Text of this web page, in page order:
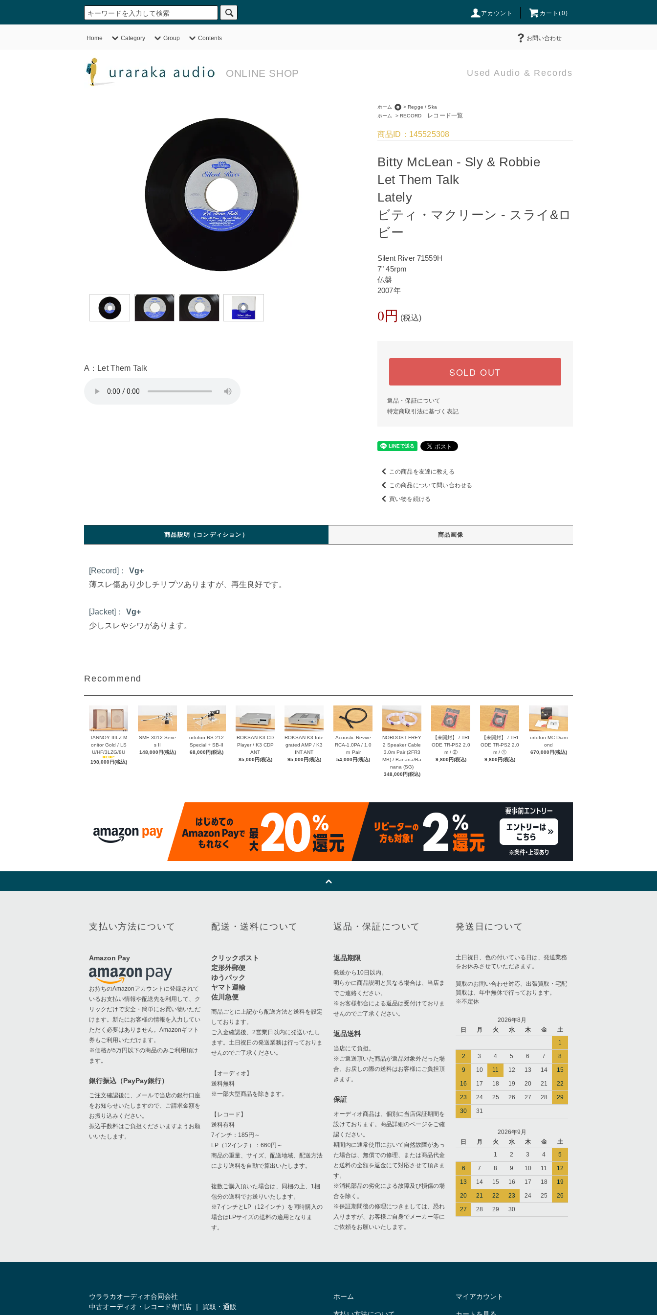
アカウント カート(0)
Home Category Group Contents お問い合わせ
ONLINE SHOP Used Audio & Records
A：Let Them Talk
ホーム >
album
Regge / Ska
ホーム
>RECORD レコード一覧
商品ID：145525308
Bitty McLean - Sly & Robbie
Let Them Talk
Lately
ビティ・マクリーン - スライ&ロ
ビー
Silent River 71559H
7" 45rpm
仏盤
2007年
0円 (税込)
SOLD OUT
返品・保証について
特定商取引法に基づく表記
この商品を友達に教える
この商品について問い合わせる
買い物を続ける
商品説明（コンディション） 商品画像
[Record]：
Vg+
薄スレ傷あり少しチリプツありますが、再生良好です。
[Jacket]：
Vg+
少しスレやシワがあります。
Recommend
TANNOY IIILZ M
onitor Gold / LS
U/HF/3LZG/8U
198,000円(税込)
SME 3012 Serie
s II
148,000円(税込)
ortofon RS-212
Special + SB-II
68,000円(税込)
ROKSAN K3 CD
Player / K3 CDP
ANT
85,000円(税込)
ROKSAN K3 Inte
grated AMP / K3
INT ANT
95,000円(税込)
Acoustic Revive
RCA-1.0PA / 1.0
ｍ Pair
54,000円(税込)
NORDOST FREY
2 Speaker Cable
3.0m Pair (2FR3
MB) / Banana/Ba
nana (SG)
348,000円(税込)
【未開封】 / TRI
ODE TR-PS2 2.0
m / ②
9,800円(税込)
【未開封】 / TRI
ODE TR-PS2 2.0
m / ①
9,800円(税込)
ortofon MC Diam
ond
670,000円(税込)
支払い方法について
Amazon Pay
お持ちのAmazonアカウントに登録されて
いるお支払い情報や配送先を利用して、ク
リックだけで安全・簡単にお買い物いただ
けます。新たにお客様の情報を入力してい
ただく必要はありません。Amazonギフト
券もご利用いただけます。
※価格が5万円以下の商品のみご利用頂け
ます。
銀行振込（PayPay銀行）
ご注文確認後に、メールで当店の銀行口座
をお知らせいたしますので、ご請求金額を
お振り込みください。
振込手数料はご負担くださいますようお願
いいたします。
配送・送料について
クリックポスト
定形外郵便
ゆうパック
ヤマト運輸
佐川急便
商品ごとに上記から配送方法と送料を設定
しております。
ご入金確認後、2営業日以内に発送いたし
ます。土日祝日の発送業務は行っておりま
せんのでご了承ください。
【オーディオ】
送料無料
※一部大型商品を除きます。
【レコード】
送料有料
7インチ：185円～
LP（12インチ）：660円～
商品の重量、サイズ、配送地域、配送方法
により送料を自動で算出いたします。
複数ご購入頂いた場合は、同梱の上、1梱
包分の送料でお送りいたします。
※7インチとLP（12インチ）を同時購入の
場合はLPサイズの送料の適用となりま
す。
返品・保証について
返品期限
発送から10日以内。
明らかに商品説明と異なる場合は、当店ま
でご連絡ください。
※お客様都合による返品は受付けておりま
せんのでご了承ください。
返品送料
当店にて負担。
※ご返送頂いた商品が返品対象外だった場
合、お戻しの際の送料はお客様にご負担頂
きます。
保証
オーディオ商品は、個別に当店保証期間を
設けております。商品詳細のページをご確
認ください。
期間内に通常使用において自然故障があっ
た場合は、無償での修理、または商品代金
と送料の全額を返金にて対応させて頂きま
す。
※消耗部品の劣化による故障及び損傷の場
合を除く。
※保証期間後の修理につきましては、恐れ
入りますが、お客様ご自身でメーカー等に
ご依頼をお願いいたします。
発送日について
土日祝日、色の付いている日は、発送業務
をお休みさせていただきます。
買取のお問い合わせ対応、出張買取・宅配
買取は、年中無休で行っております。
※不定休
2026年8月
日
月 火 水 木 金
土
1
2
3 4 5 6 7
8
9
10 11 12 13 14
15
16
17 18 19 20 21
22
23
24 25 26 27 28
29
30
31
2026年9月
日
月 火 水 木 金
土
1
2 3 4
5
6
7 8 9 10 11
12
13
14 15 16 17 18
19
20
21 22 23 24 25
26
27
28 29 30
ウララカオーディオ合同会社
中古オーディオ・レコード専門店 ｜ 買取・通販
ホーム マイアカウント